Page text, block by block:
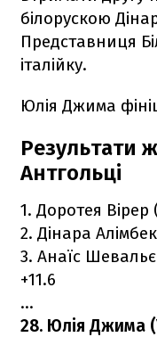
білорускою
Представниця
італійку.
Юлія Джима
Результати
Антгольці
1. Доротея Вірер
2. Дінара
3. Анаїс
+11.6
...
28. Юлія Джима